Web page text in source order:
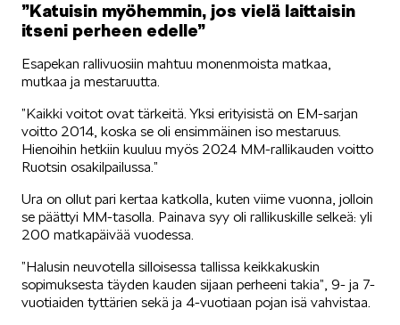
ELROQ
”Katuisin myöhemmin, jos vielä laittaisin
itseni perheen edelle”
Esapekan rallivuosiin mahtuu monenmoista matkaa,
mutkaa ja mestaruutta.
”Kaikki voitot ovat tärkeitä. Yksi erityisistä on EM-sarjan
voitto 2014, koska se oli ensimmäinen iso mestaruus.
Hienoihin hetkiin kuuluu myös 2024 MM-rallikauden voitto
Ruotsin osakilpailussa.”
Ura on ollut pari kertaa katkolla, kuten viime vuonna, jolloin
se päättyi MM-tasolla. Painava syy oli rallikuskille selkeä: yli
200 matkapäivää vuodessa.
”Halusin neuvotella silloisessa tallissa keikkakuskin
sopimuksesta täyden kauden sijaan perheeni takia”, 9- ja 7-
vuotiaiden tyttärien sekä ja 4-vuotiaan pojan isä vahvistaa.